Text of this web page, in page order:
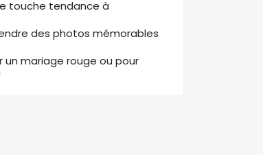
touche tendance à
des photos mémorables
mariage rouge ou pour